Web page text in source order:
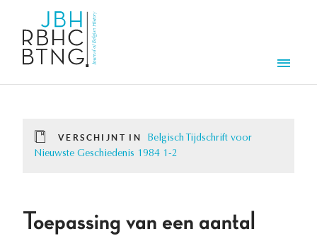
VERSCHIJNT IN
Belgisch Tijdschrift voor
Nieuwste Geschiedenis 1984 1-2
Toepassing van een aantal